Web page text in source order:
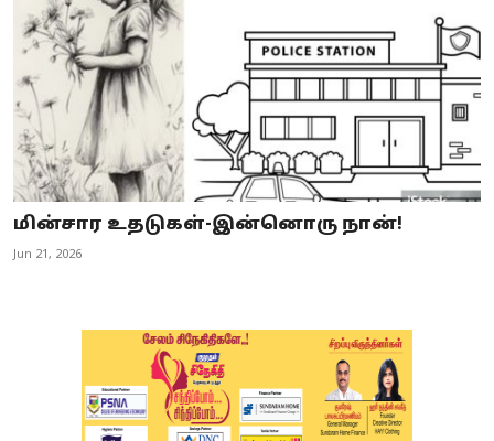
மின்சார உதடுகள்-இன்னொரு நான்!
Jun 21, 2026